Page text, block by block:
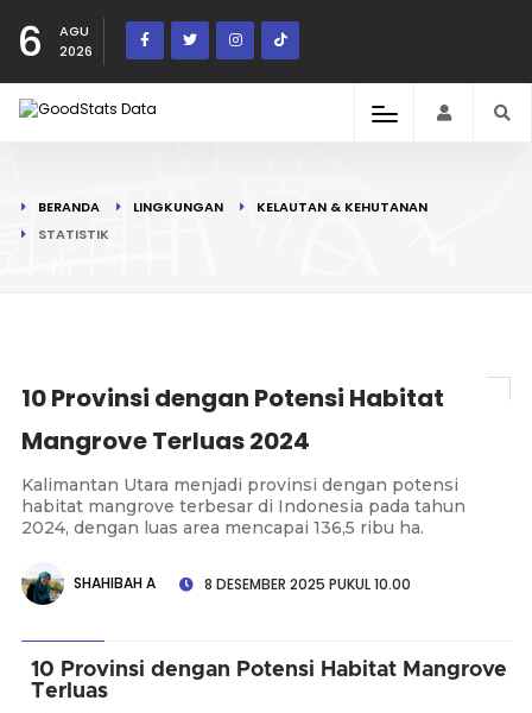
6
AGU
2026
BERANDA LINGKUNGAN
KELAUTAN & KEHUTANAN
STATISTIK
10 Provinsi dengan Potensi Habitat
Mangrove Terluas 2024
Kalimantan Utara menjadi provinsi dengan potensi
habitat mangrove terbesar di Indonesia pada tahun
2024, dengan luas area mencapai 136,5 ribu ha.
SHAHIBAH A 8 DESEMBER 2025 PUKUL 10.00
10 Provinsi dengan Potensi Habitat Mangrove
Terluas